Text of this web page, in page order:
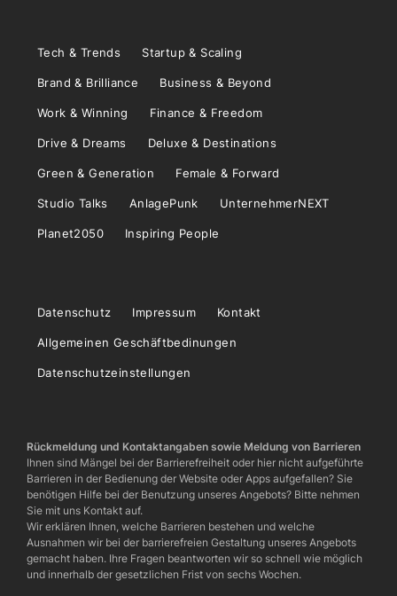
Tech & Trends Startup & Scaling
Brand & Brilliance Business & Beyond
Work & Winning Finance & Freedom
Drive & Dreams Deluxe & Destinations
Green & Generation Female & Forward
Studio Talks AnlagePunk UnternehmerNEXT
Planet2050 Inspiring People
Datenschutz Impressum Kontakt
Allgemeinen Geschäftbedinungen
Datenschutzeinstellungen
Rückmeldung und Kontaktangaben sowie Meldung von Barrieren
Ihnen sind Mängel bei der Barrierefreiheit oder hier nicht aufgeführte
Barrieren in der Bedienung der Website oder Apps aufgefallen? Sie
benötigen Hilfe bei der Benutzung unseres Angebots? Bitte nehmen
Sie mit uns Kontakt auf.
Wir erklären Ihnen, welche Barrieren bestehen und welche
Ausnahmen wir bei der barrierefreien Gestaltung unseres Angebots
gemacht haben. Ihre Fragen beantworten wir so schnell wie möglich
und innerhalb der gesetzlichen Frist von sechs Wochen.